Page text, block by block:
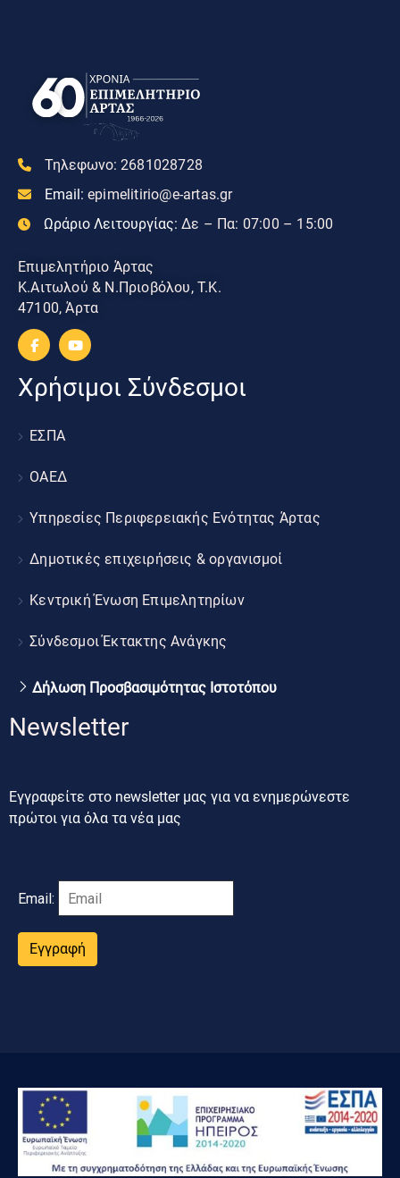
Τηλεφωνο: 2681028728
Email: epimelitirio@e-artas.gr
Ωράριο Λειτουργίας: Δε – Πα: 07:00 – 15:00
Επιμελητήριο Άρτας
Κ.Αιτωλού & Ν.Πριοβόλου, Τ.Κ.
47100, Άρτα
Χρήσιμοι Σύνδεσμοι
ΕΣΠΑ
ΟΑΕΔ
Υπηρεσίες Περιφερειακής Ενότητας Άρτας
Δημοτικές επιχειρήσεις & οργανισμοί
Κεντρική Ένωση Επιμελητηρίων
Σύνδεσμοι Έκτακτης Ανάγκης
Δήλωση Προσβασιμότητας Ιστοτόπου
Newsletter
Εγγραφείτε στο newsletter μας για να ενημερώνεστε
πρώτοι για όλα τα νέα μας
Email:
Εγγραφή